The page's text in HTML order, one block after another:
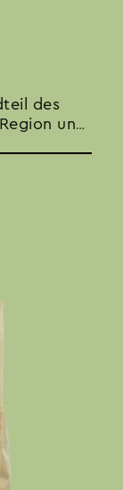
des
und
zu